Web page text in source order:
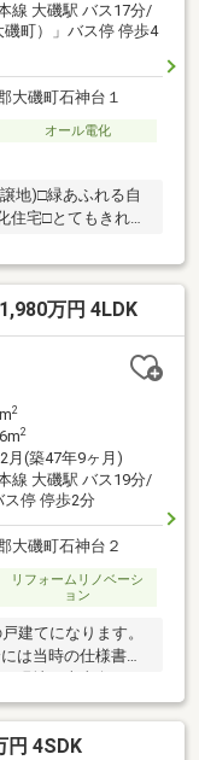
線 大磯駅 バス17分/
磯町）」バス停 停歩4
大磯町石神台１
オール電化
地)□緑あふれる自
住宅□とてもきれい
万円 4LDK
2
2
月(築47年9ヶ月)
線 大磯駅 バス19分/
ス停 停歩2分
大磯町石神台２
リフォームリノベーシ
ョン
建てになります。
は当時の仕様書が
現地は南東向きで
に優れておりま
ております。
円 4SDK